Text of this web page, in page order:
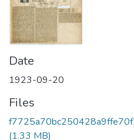
Date
1923-09-20
Files
(1.33 MB)